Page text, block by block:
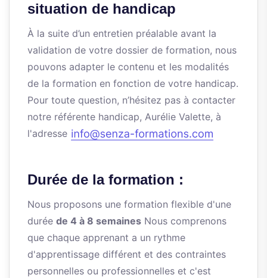
situation de handicap
À la suite d’un entretien préalable avant la
validation de votre dossier de formation, nous
pouvons adapter le contenu et les modalités
de la formation en fonction de votre handicap.
Pour toute question, n’hésitez pas à contacter
notre référente handicap, Aurélie Valette, à
l'adresse
Durée de la formation :
Nous proposons une formation flexible d'une
durée de 4 à 8 semaines Nous comprenons
que chaque apprenant a un rythme
d'apprentissage différent et des contraintes
personnelles ou professionnelles et c'est